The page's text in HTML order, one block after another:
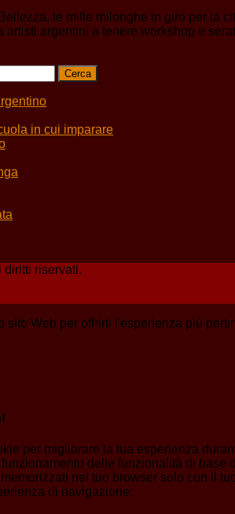
le mille milonghe in giro per la
artisti argentini a tenere workshop e
in cui imparare
diritti riservati.
sito Web per offrirti l'esperienza più
per migliorare la tua esperienza
delle funzionalità di
nel tuo browser solo con il
di navigazione.